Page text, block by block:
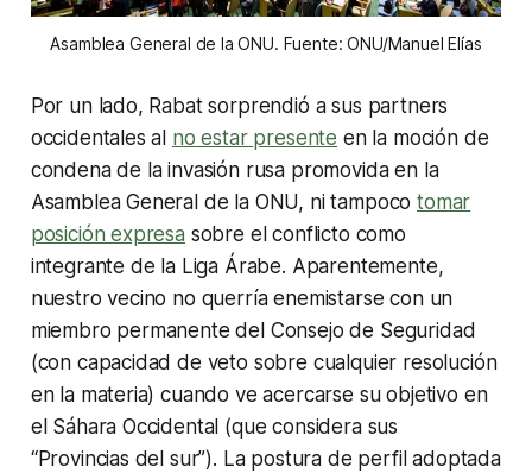
Asamblea General de la ONU. Fuente: ONU/Manuel Elías
Por un lado, Rabat sorprendió a sus partners
occidentales al no estar presente en la moción de
condena de la invasión rusa promovida en la
Asamblea General de la ONU, ni tampocotomar
posición expresa sobre el conflicto como
integrante de la Liga Árabe. Aparentemente,
nuestro vecino no querría enemistarse con un
miembro permanente del Consejo de Seguridad
(con capacidad de veto sobre cualquier resolución
en la materia) cuando ve acercarse su objetivo en
el Sáhara Occidental (que considera sus
“Provincias del sur”). La postura de perfil adoptada